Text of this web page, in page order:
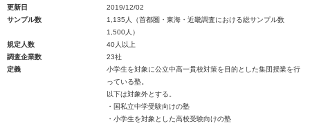
更新日
2019/12/02
サンプル数
1,135人（首都圏・東海・近畿調査における総サンプル数
1,500人）
規定人数
40人以上
調査企業数
23社
定義
小学生を対象に公立中高一貫校対策を目的とした集団授業を行
っている塾。
以下は対象外とする。
・国私立中学受験向けの塾
・小学生を対象とした高校受験向けの塾